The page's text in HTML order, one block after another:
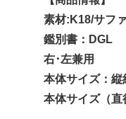
素材:K18/サフ
鑑別書：DGL
右･左兼用
本体サイズ：
本体サイズ（